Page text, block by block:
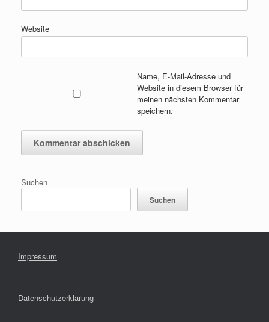
Website
Name, E-Mail-Adresse und
Website in diesem Browser für
meinen nächsten Kommentar
speichern.
Suchen
Suchen
Impressum
Datenschutzerklärung